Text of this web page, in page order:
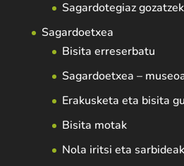
Sagardotegiaz
Sagardoetxea
Bisita erreserbatu
Sagardoetxea –
Erakusketa eta bisita
Bisita motak
Nola iritsi eta sarbideak